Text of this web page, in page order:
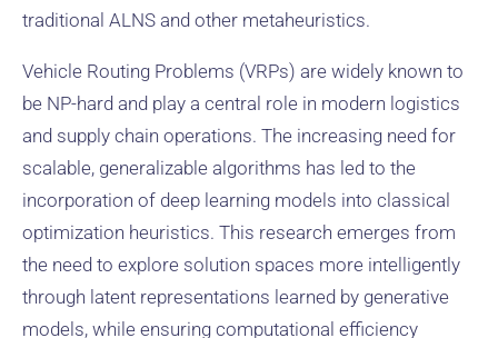
traditional ALNS and other metaheuristics.
Vehicle Routing Problems (VRPs) are widely known to
be NP-hard and play a central role in modern logistics
and supply chain operations. The increasing need for
scalable, generalizable algorithms has led to the
incorporation of deep learning models into classical
optimization heuristics. This research emerges from
the need to explore solution spaces more intelligently
through latent representations learned by generative
models, while ensuring computational efficiency